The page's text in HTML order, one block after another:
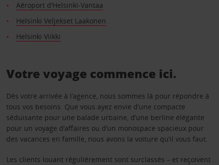
Aéroport d’Helsinki-Vantaa
Helsinki Veljekset Laakonen
Helsinki Viikki
Votre voyage commence ici.
Dès votre arrivée à l’agence, nous sommes là pour répondre à
tous vos besoins. Que vous ayez envie d’une compacte
séduisante pour une balade urbaine, d’une berline élégante
pour un voyage d’affaires ou d’un monospace spacieux pour
des vacances en famille, nous avons la voiture qu’il vous faut.
Les clients louant régulièrement sont surclassés – et reçoivent